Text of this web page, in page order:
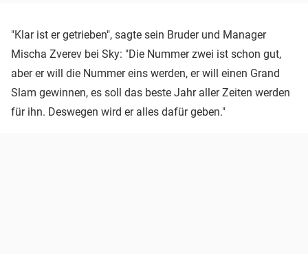
"Klar ist er getrieben", sagte sein Bruder und Manager
Mischa Zverev bei Sky: "Die Nummer zwei ist schon gut,
aber er will die Nummer eins werden, er will einen Grand
Slam gewinnen, es soll das beste Jahr aller Zeiten werden
für ihn. Deswegen wird er alles dafür geben."